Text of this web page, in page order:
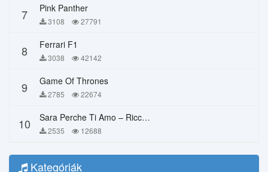
7 Pink Panther
3108 27791
8 Ferrari F1
3038 42142
9 Game Of Thrones
2785 22674
10 Sara Perche Ti Amo – Ricchi E Poveri
2535 12688
Kategóriák